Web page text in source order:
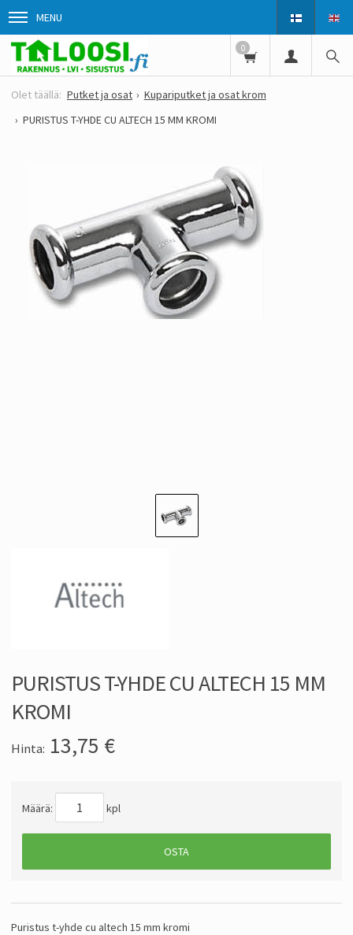
MENU
0
Putket ja osat
Kupariputket ja osat krom
PURISTUS T-YHDE CU ALTECH 15 MM KROMI
PURISTUS T-YHDE CU ALTECH 15 MM
KROMI
Hinta: 13,75 €
Määrä: kpl
OSTA
Puristus t-yhde cu altech 15 mm kromi